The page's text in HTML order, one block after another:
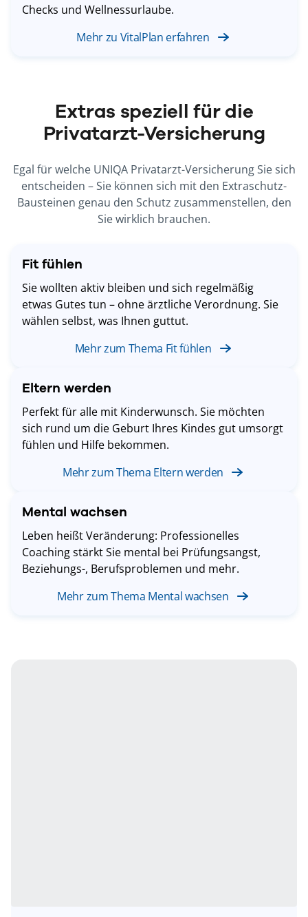
Mehr zu VitalPlan erfahren
Checks und Wellnessurlaube.
Extras speziell für die
Privatarzt-Versicherung
Egal für welche UNIQA Privatarzt-Versicherung Sie sich
entscheiden – Sie können sich mit den Extraschutz-
Bausteinen genau den Schutz zusammenstellen, den
Sie wirklich brauchen.
Mehr zum Thema Fit fühlen
Fit fühlen
Sie wollten aktiv bleiben und sich regelmäßig
etwas Gutes tun – ohne ärztliche Verordnung. Sie
wählen selbst, was Ihnen guttut.
Mehr zum Thema Eltern werden
Eltern werden
Perfekt für alle mit Kinderwunsch. Sie möchten
sich rund um die Geburt Ihres Kindes gut umsorgt
fühlen und Hilfe bekommen.
Mehr zum Thema Mental wachsen
Mental wachsen
Leben heißt Veränderung: Professionelles
Coaching stärkt Sie mental bei Prüfungsangst,
Beziehungs-, Berufsproblemen und mehr.